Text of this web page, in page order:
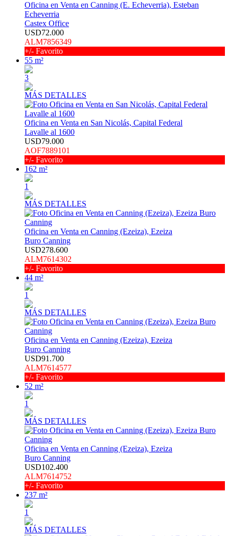
Oficina en Venta en Canning (E. Echeverria), Esteban
Echeverria
Castex Office
USD72.000
ALM7856349
+/- Favorito
55 m²
3
MÁS DETALLES
Oficina en Venta en San Nicolás, Capital Federal
Lavalle al 1600
USD79.000
AOF7889101
+/- Favorito
162 m²
1
MÁS DETALLES
Oficina en Venta en Canning (Ezeiza), Ezeiza
Buro Canning
USD278.600
ALM7614302
+/- Favorito
44 m²
1
MÁS DETALLES
Oficina en Venta en Canning (Ezeiza), Ezeiza
Buro Canning
USD91.700
ALM7614577
+/- Favorito
52 m²
1
MÁS DETALLES
Oficina en Venta en Canning (Ezeiza), Ezeiza
Buro Canning
USD102.400
ALM7614752
+/- Favorito
237 m²
1
MÁS DETALLES